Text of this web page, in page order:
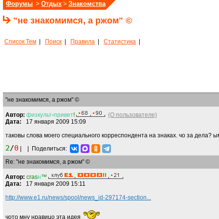
Форумы > Отдых > Знакомства
"не знакомимся, а ржом" ©
Список Тем Поиск Правила Статистика
"не знакомимся, а ржом" ©
Автор: физкульт-привет!
(О пользователе)
Дата: 17 января 2009 15:09
таковы слова моего специального корреспондента на знаках. чо за дела?
2/0
Поделиться:
Re: "не знакомимся, а ржом" ©
Автор: crasн™
Дата: 17 января 2009 15:11
http://www.e1.ru/news/spool/news_id-297174-section...
чото мну нравицо эта идея